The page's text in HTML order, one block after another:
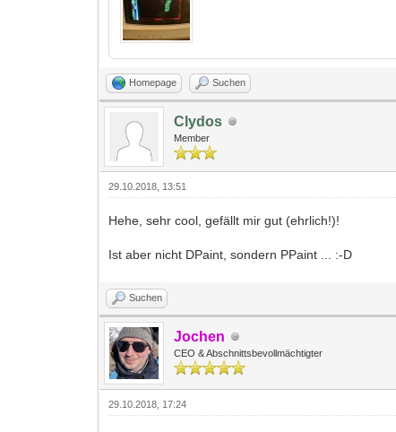
Homepage Suchen
Clydos
Member
29.10.2018, 13:51
Hehe, sehr cool, gefällt mir gut (ehrlich!)!
Ist aber nicht DPaint, sondern PPaint ... :-D
Suchen
Jochen
CEO & Abschnittsbevollmächtigter
29.10.2018, 17:24